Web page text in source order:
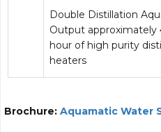
Double Distillation
Output approximately
hour of high purity
heaters
Brochure: Aquamatic Water